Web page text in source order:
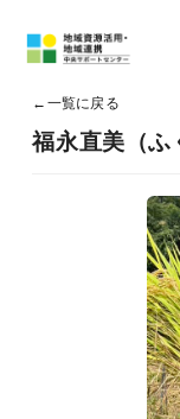
← 一覧に戻る
福永直美（ふ